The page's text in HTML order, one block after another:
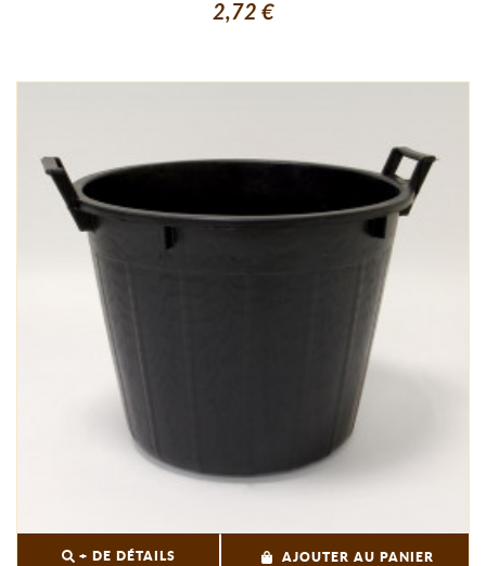
2,72 €
+ DE DÉTAILS AJOUTER AU PANIER